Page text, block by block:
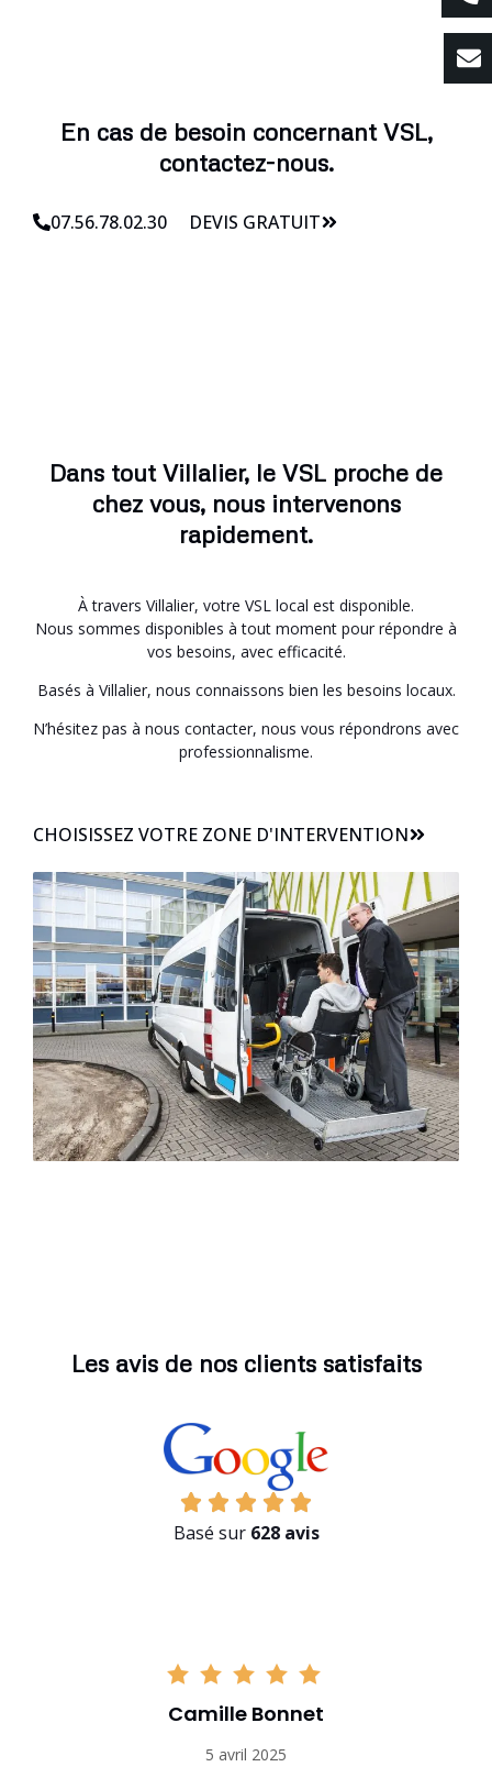
En cas de besoin concernant VSL,
contactez-nous.
07.56.78.02.30 DEVIS GRATUIT
Dans tout Villalier, le VSL proche de
chez vous, nous intervenons
rapidement.
À travers Villalier, votre VSL local est disponible.
Nous sommes disponibles à tout moment pour répondre à
vos besoins, avec efficacité.
Basés à Villalier, nous connaissons bien les besoins locaux.
N’hésitez pas à nous contacter, nous vous répondrons avec
professionnalisme.
CHOISISSEZ VOTRE ZONE D'INTERVENTION
Les avis de nos clients satisfaits
Basé sur 628 avis
Camille Bonnet
5 avril 2025